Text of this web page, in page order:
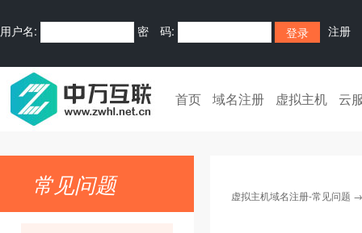
用户名: 密 码: 注册
首页 域名注册 虚拟主机 云
常见问题 虚拟主机域名注册-常见问题